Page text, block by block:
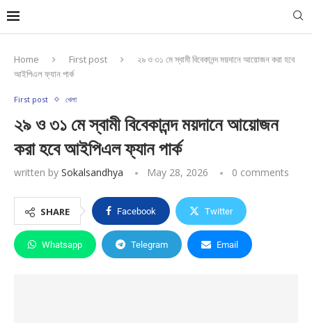
Home First post
২৯ ও ৩১ মে স্বামী বিবেকানন্দ ময়দানে আয়োজন করা হবে
আইপিএল ফ্যান পার্ক
First post খেলা
২৯ ও ৩১ মে স্বামী বিবেকানন্দ ময়দানে আয়োজন
করা হবে আইপিএল ফ্যান পার্ক
written by Sokalsandhya May 28, 2026 0 comments
SHARE Facebook Twitter
Whatsapp Telegram Email